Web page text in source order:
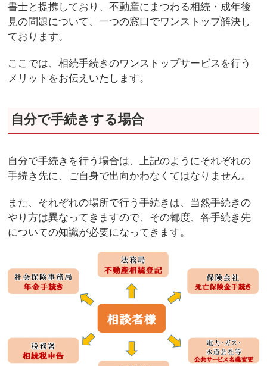
書士と提携しており、不動産にまつわる相続・成年後
見の問題について、一つの窓口でワンストップ解決し
ております。
ここでは、相続手続きのワンストップサービスを行う
メリットをお伝えいたします。
自分で手続きする場合
自分で手続きを行う場合は、上記のようにそれぞれの
手続き先に、ご自身で出向かわなくてはなりません。
また、それぞれの場所で行う手続きは、当然手続きの
やり方は異なってきますので、その都度、各手続き先
についての知識が必要になってきます。